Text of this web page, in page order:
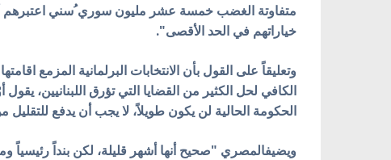
متفاوتة الغضب خمسة عشر مليون سوري ُسني اعتبرهم
خياراتهم في الحد الأقصى".
الكافي لحل الكثير من القضايا التي تؤرق اللبنانيين،
الحكومة الحالية لن يكون طويلاً، لا يجب أن يدفع للتقليل
ويضيفالمصري "صحيح أنها أشهر قليلة، لكن بنداً رئيسياً